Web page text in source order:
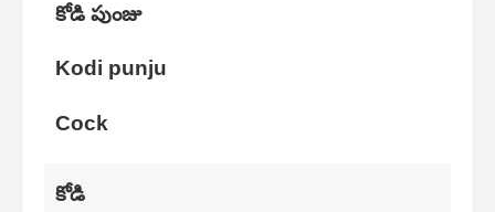
కోడి పుంజు
Kodi punju
Cock
కోడి